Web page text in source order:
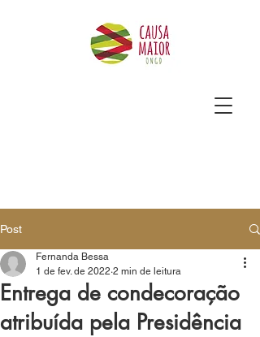
Post
Entrega de condecoração
atribuída pela Presidência
Fernanda Bessa
1 de fev. de 2022 2 min de leitura